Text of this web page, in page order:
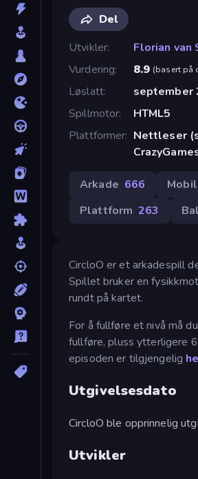
Del
Utvikler
Florian van
Vurdering
8.9 (basert på
Løslatt
september
Spillmotor
HTML5
Plattformer Nettleser
Arkade 666
Plattform 263
CircloO er et arkadespill
Spillet bruker en
rundt på kartet.
For å fullføre et nivå må
fullføre, pluss ytterligere
episoden er tilgjengelig
Utgivelsesdato
CircloO ble opprinnelig
Utvikler